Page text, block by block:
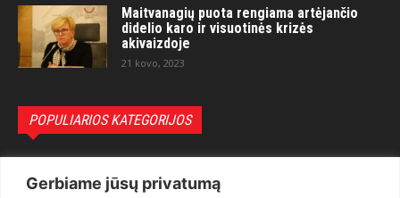
Gerbiame jūsų privatumą
Maitvanagių puota rengiama artėjančio
didelio karo ir visuotinės krizės
akivaizdoje
21 kovo, 2023
POPULIARIOS KATEGORIJOS